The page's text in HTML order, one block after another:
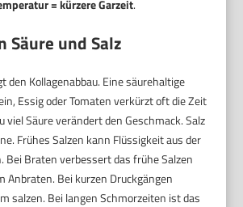
= kürzere Garzeit.
Säure und Salz
den Kollagenabbau. Eine säurehaltige
Essig oder Tomaten verkürzt oft die Zeit
viel Säure verändert den Geschmack. Salz
Frühes Salzen kann Flüssigkeit aus der
Bei Braten verbessert das frühe Salzen
Anbraten. Bei kurzen Druckgängen
salzen. Bei langen Schmorzeiten ist das